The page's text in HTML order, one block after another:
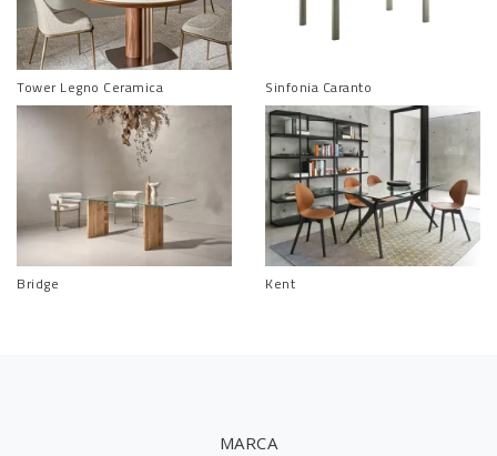
Tower Legno Ceramica Sinfonia Caranto
Bridge Kent
MARCA